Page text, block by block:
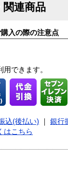
連商品
入の際の注意点
できます。
込(後払い) 銀行
はこちら